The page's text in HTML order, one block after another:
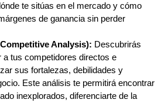
te sitúas en el mercado y cómo
de ganancia sin perder
Analysis): Descubrirás
a tus competidores directos e
sus fortalezas, debilidades y
Este análisis te permitirá encontrar
inexplorados, diferenciarte de la